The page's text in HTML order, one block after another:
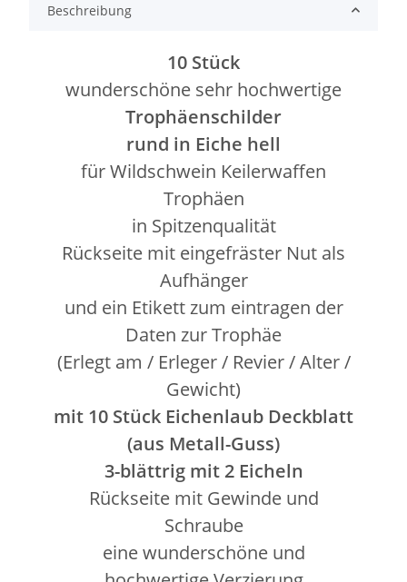
Beschreibung
10 Stück
wunderschöne sehr hochwertige
Trophäenschilder
rund in Eiche hell
für Wildschwein Keilerwaffen
Trophäen
in Spitzenqualität
Rückseite mit eingefräster Nut als
Aufhänger
und ein Etikett zum eintragen der
Daten zur Trophäe
(Erlegt am / Erleger / Revier / Alter /
Gewicht)
mit 10 Stück Eichenlaub Deckblatt
(aus Metall-Guss)
3-blättrig mit 2 Eicheln
Rückseite mit Gewinde und
Schraube
eine wunderschöne und